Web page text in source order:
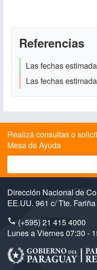
Referencias
Las fechas
Las fechas
Realizá consultas o
Mesa de Ayuda
Dirección Nacional de
EE.UU. 961 c/ Tte.
(+595) 21 415 4000
Lunes a Viernes 07:30 -